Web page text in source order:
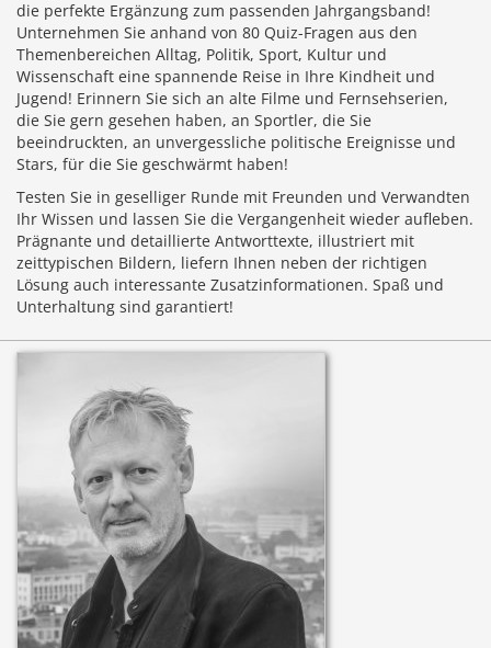
die perfekte Ergänzung zum passenden Jahrgangsband!
Unternehmen Sie anhand von 80 Quiz-Fragen aus den
Themenbereichen Alltag, Politik, Sport, Kultur und
Wissenschaft eine spannende Reise in Ihre Kindheit und
Jugend! Erinnern Sie sich an alte Filme und Fernsehserien,
die Sie gern gesehen haben, an Sportler, die Sie
beeindruckten, an unvergessliche politische Ereignisse und
Stars, für die Sie geschwärmt haben!
Testen Sie in geselliger Runde mit Freunden und Verwandten
Ihr Wissen und lassen Sie die Vergangenheit wieder aufleben.
Prägnante und detaillierte Antworttexte, illustriert mit
zeittypischen Bildern, liefern Ihnen neben der richtigen
Lösung auch interessante Zusatzinformationen. Spaß und
Unterhaltung sind garantiert!